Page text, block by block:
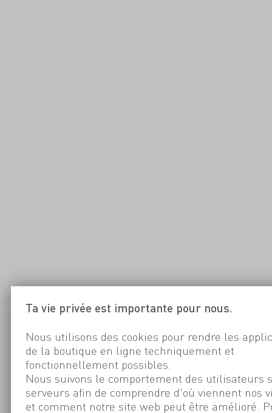
Ta vie privée est importante pour nous.
Nous utilisons des cookies pour rendre les
de la boutique en ligne techniquement et
fonctionnellement possibles.
Nous suivons le comportement des utilisateurs
serveurs afin de comprendre d'où viennent nos
et comment notre site web peut être amélioré.